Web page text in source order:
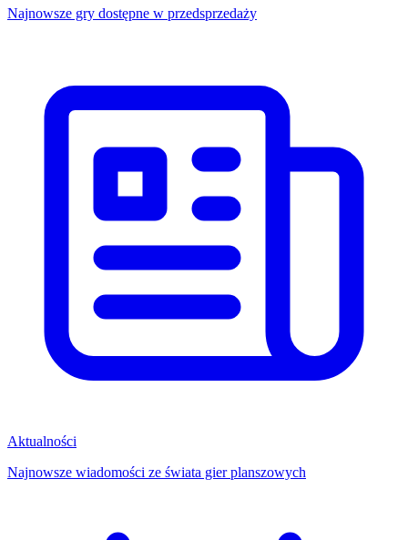
Najnowsze gry dostępne w przedsprzedaży
Aktualności
Najnowsze wiadomości ze świata gier planszowych